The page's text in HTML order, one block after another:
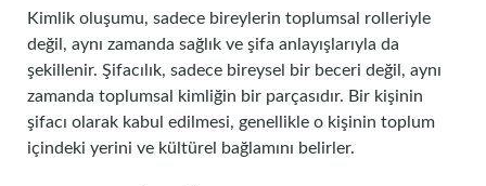
Kimlik oluşumu, sadece bireylerin toplumsal rolleriyle
değil, aynı zamanda sağlık ve şifa anlayışlarıyla da
şekillenir. Şifacılık, sadece bireysel bir beceri değil, aynı
zamanda toplumsal kimliğin bir parçasıdır. Bir kişinin
şifacı olarak kabul edilmesi, genellikle o kişinin toplum
içindeki yerini ve kültürel bağlamını belirler.